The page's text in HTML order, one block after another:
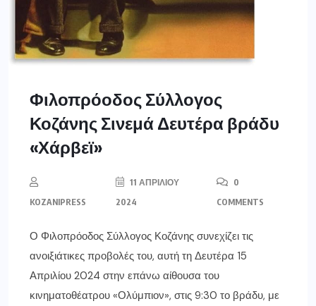
Φιλοπρόοδος Σύλλογος
Κοζάνης Σινεμά Δευτέρα βράδυ
«Χάρβεϊ»
KOZANIPRESS
11 ΑΠΡΙΛΊΟΥ
2024
0
COMMENTS
Ο Φιλοπρόοδος Σύλλογος Κοζάνης συνεχίζει τις
ανοιξιάτικες προβολές του, αυτή τη Δευτέρα 15
Απριλίου 2024 στην επάνω αίθουσα του
κινηματοθέατρου «Ολύμπιον», στις 9:30 το βράδυ, με